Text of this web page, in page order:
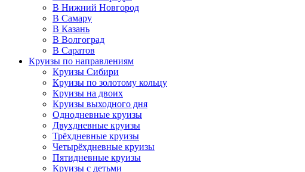
В Нижний Новгород
В Самару
В Казань
В Волгоград
В Саратов
Круизы по направлениям
Круизы Сибири
Круизы по золотому кольцу
Круизы на двоих
Круизы выходного дня
Однодневные круизы
Двухдневные круизы
Трёхдневные круизы
Четырёхдневные круизы
Пятидневные круизы
Круизы с детьми